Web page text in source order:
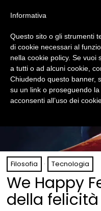
Filosofia · Tecnologia
We Happy
della felicità
Informativa
Questo sito o gli strumenti
di cookie necessari al
nella cookie policy. Se vuoi
a tutti o ad alcuni cookie,
Chiudendo questo banner,
su un link o proseguendo
acconsenti all’uso dei